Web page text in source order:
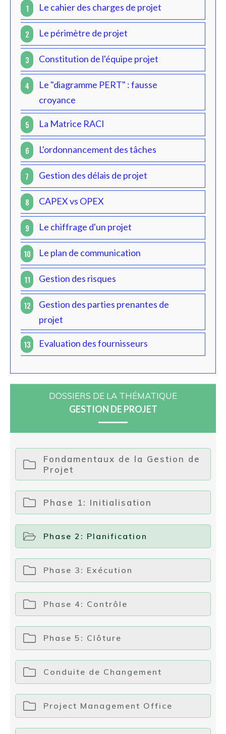
1 Le cahier des charges de projet
2 Le périmètre de projet
3 Constitution de l'équipe projet
4
Le "diagramme PERT" : fausse
croyance
5 La Matrice RACI
6 L'ordonnancement des tâches
7 Gestion des délais de projet
8 CAPEX vs OPEX
9 Le chiffrage d'un projet
10 Le plan de communication
11 Gestion des risques
12
Gestion des parties prenantes de
projet
13 Evaluation des fournisseurs
DOSSIERS DE LA THÉMATIQUE
GESTION DE PROJET
Fondamentaux de la Gestion de
Projet
Phase 1: Initialisation
Phase 2: Planification
Phase 3: Exécution
Phase 4: Contrôle
Phase 5: Clôture
Conduite de Changement
Project Management Office